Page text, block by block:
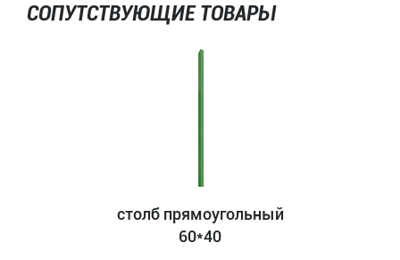
СОПУТСТВУЮЩИЕ ТОВАРЫ
столб прямоугольный
60*40